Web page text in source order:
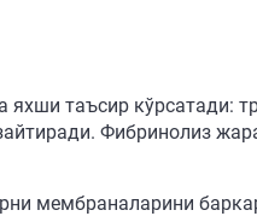
яхши таъсир кўрсатади:
Фибринолиз
мембраналарини